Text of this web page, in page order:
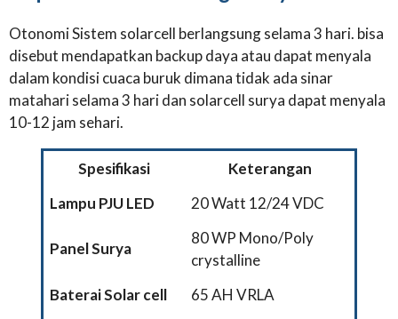
Otonomi Sistem solarcell berlangsung selama 3 hari. bisa
disebut mendapatkan backup daya atau dapat menyala
dalam kondisi cuaca buruk dimana tidak ada sinar
matahari selama 3 hari dan solarcell surya dapat menyala
10-12 jam sehari.
Spesifikasi
Keterangan
Lampu PJU LED
20 Watt 12/24 VDC
Panel Surya
80 WP Mono/Poly
crystalline
Baterai Solar cell
65 AH VRLA